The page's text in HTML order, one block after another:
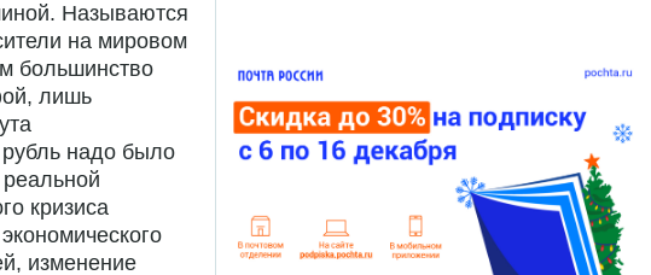
Называются
на мировом
большинство
лишь
рубль надо было
кризиса
изменение